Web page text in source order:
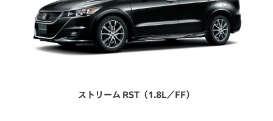
ストリーム RST（1.8L／FF）